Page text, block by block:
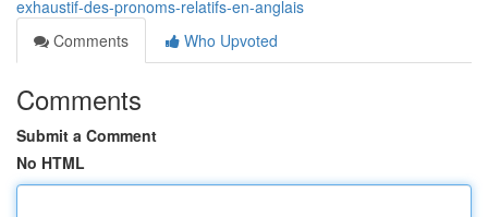
exhaustif-des-pronoms-relatifs-en-anglais
Comments
Who Upvoted
Comments
Submit a Comment
No HTML